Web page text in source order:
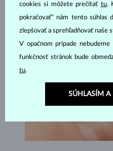
cookies si môžete prečítať tu.
pokračovať“ nám tento súhlas
zlepšovať a sprehľadňovať naše
V opačnom prípade
funkčnosť stránok bude
tu.
SÚHLASÍM A